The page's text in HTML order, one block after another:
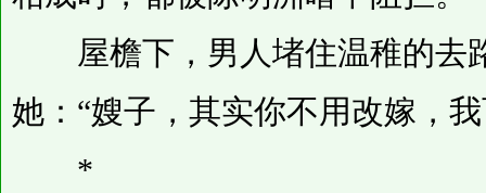
屋檐下，男人堵住温稚的去
她：“嫂子，其实你不用改嫁，
*